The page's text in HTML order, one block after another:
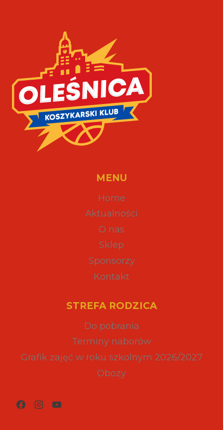
MENU
Home
Aktualności
O nas
Sklep
Sponsorzy
Kontakt
STREFA RODZICA
Do pobrania
Terminy naborów
Grafik zajęć w roku szkolnym 2026/2027
Obozy